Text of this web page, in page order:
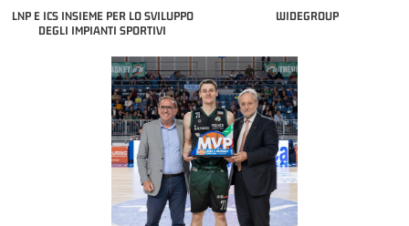
LNP E ICS INSIEME PER LO SVILUPPO
DEGLI IMPIANTI SPORTIVI
WIDEGROUP